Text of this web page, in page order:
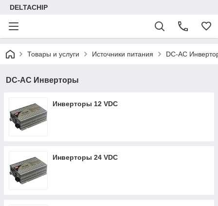
DELTACHIP
Товары и услуги Источники питания DC-AC
DC-AC Инверторы
Инверторы 12 VDC
Инверторы 24 VDC